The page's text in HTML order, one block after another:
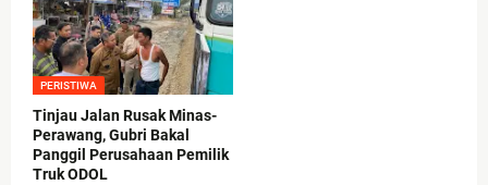
PERISTIWA
Tinjau Jalan Rusak Minas-
Perawang, Gubri Bakal
Panggil Perusahaan Pemilik
Truk ODOL